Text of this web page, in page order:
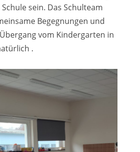
sein. Das Schulteam
Begegnungen und
vom Kindergarten in
.